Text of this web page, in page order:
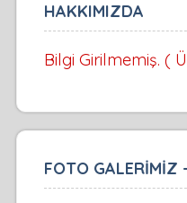
HAKKIMIZDA
Bilgi Girilmemiş. (
FOTO GALERİMİZ